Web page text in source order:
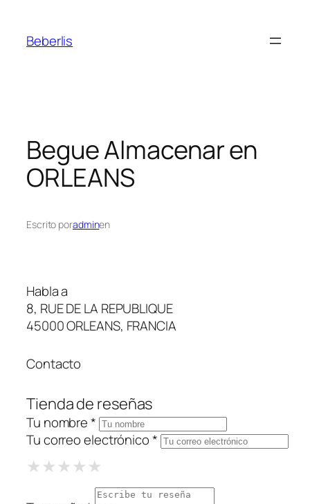
Beberlis
BegueAlmacenar en
ORLEANS
Escrito poradminen
Habla a
8, RUE DE LA REPUBLIQUE
45000 ORLEANS, FRANCIA
Contacto
Tienda de reseñas
Tu nombre *
Tu correo electrónico *
★1 Star
★★2 Stars
★★★3 Stars
★★★★4 Stars
★★★★★